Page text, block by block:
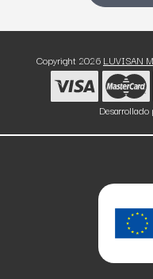
Copyright 2026 LUVISAN
Desarrollado